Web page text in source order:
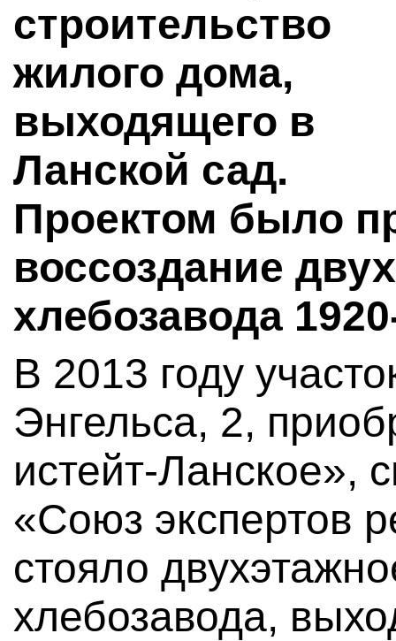
строительство
жилого дома,
выходящего в
Ланской сад.
Проектом было
воссоздание
хлебозавода
В 2013 году
Энгельса, 2,
истейт-Ланское»,
«Союз экспертов
стояло
хлебозавода,